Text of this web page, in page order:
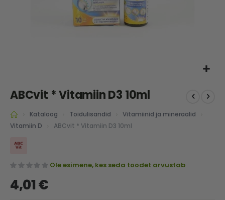
to
beginning
of
images
ABCvit * Vitamiin D3 10ml
Kataloog Toidulisandid
Vitamiinid ja mineraalid
Vitamiin D
ABCvit * Vitamiin D3 10ml
Ole esimene, kes seda toodet arvustab
4,01 €